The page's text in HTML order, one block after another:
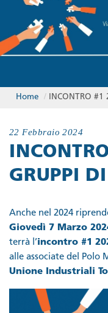
Home / INCONTRO
22 Febbraio 2024
GRUPPI
Anche nel 2024
Giovedì 7 Marzo
terrà l’incontro #1
alle associate del Polo
Unione Industriali